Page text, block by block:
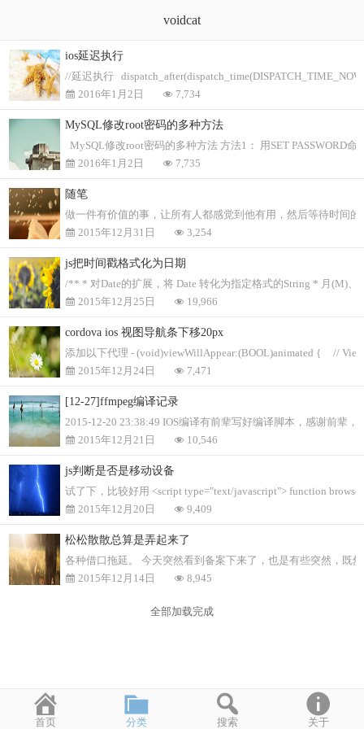
voidcat
ios延迟执行
//延迟执行
2016年1月2日
7,734
MySQL修改root密码的多种方法
MySQL修改root密码的多种方法 方法1： 用SET PASSWORD
2016年1月2日
7,735
随笔
做一件有价值的事，让所有人都感觉到他有用，然后等待时间的
2015年12月31日
3,254
js把时间戳格式化为日期
/** * 对Date的扩展，将 Date 转化为指定格式的String * 月(M)
2015年12月25日
19,966
cordova ios 视图导航条下移20px
添加以下代理 - (void)viewWillAppear:(BOOL)animated { //
2015年12月24日
7,471
[12-27]ffmpeg编译记录
2015-12-20 23:38:49 IOS编译有前辈写好编译脚本，感谢前辈
2015年12月21日
10,546
js判断是否是移动设备
试了下，比较好用 <script type="text/javascript"> function
2015年12月20日
9,409
松松散散总算是弄起来了
各种借口拖延。 今天突然看到备案下来了，也是有些突然，既
2015年12月14日
8,945
全部加载完成
首页 分类 搜索 关于